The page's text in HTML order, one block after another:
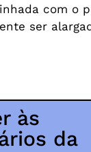
com o
ser
às
da